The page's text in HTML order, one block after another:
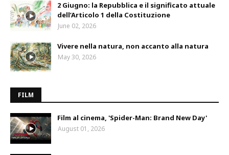
2 Giugno: la Repubblica e il significato attuale
dell’Articolo 1 della Costituzione
June 02, 2026
Vivere nella natura, non accanto alla natura
May 30, 2026
FILM
Film al cinema, 'Spider-Man: Brand New Day'
August 01, 2026